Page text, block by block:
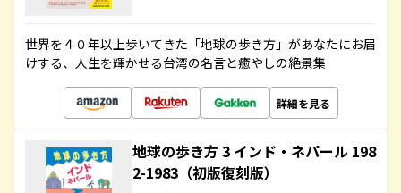
世界を４０年以上歩いてきた「地球の歩き方」があなたにお届
けする、人生を輝かせる台湾の名言と癒やしの絶景集
詳細を見る
地球の歩き方 3 インド・ネパール 198
2-1983（初版復刻版）